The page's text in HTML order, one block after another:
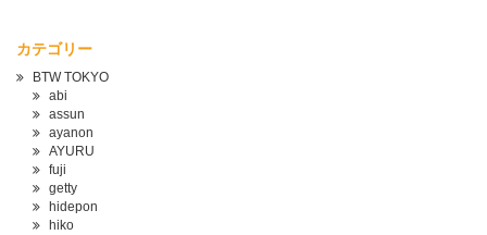
カテゴリー
BTW TOKYO
abi
assun
ayanon
AYURU
fuji
getty
hidepon
hiko